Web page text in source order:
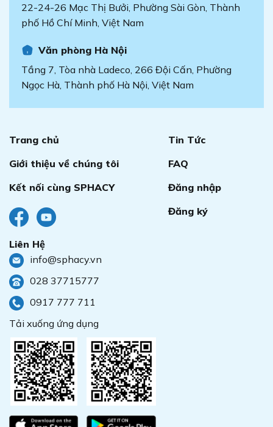
22-24-26 Mạc Thị Bưởi, Phường Sài Gòn, Thành
phố Hồ Chí Minh, Việt Nam
Văn phòng Hà Nội
Tầng 7, Tòa nhà Ladeco, 266 Đội Cấn, Phường
Ngọc Hà, Thành phố Hà Nội, Việt Nam
Trang chủ
Giới thiệu về chúng tôi
Kết nối cùng SPHACY
Liên Hệ
info@sphacy.vn
028 37715777
0917 777 711
Tin Tức
FAQ
Đăng nhập
Đăng ký
Tải xuống ứng dụng